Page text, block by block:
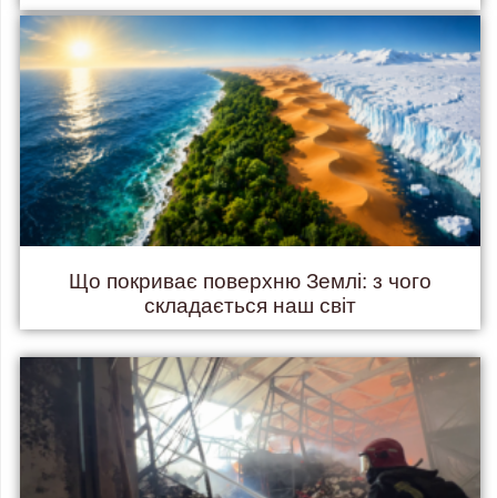
Що покриває поверхню Землі: з чого
складається наш світ